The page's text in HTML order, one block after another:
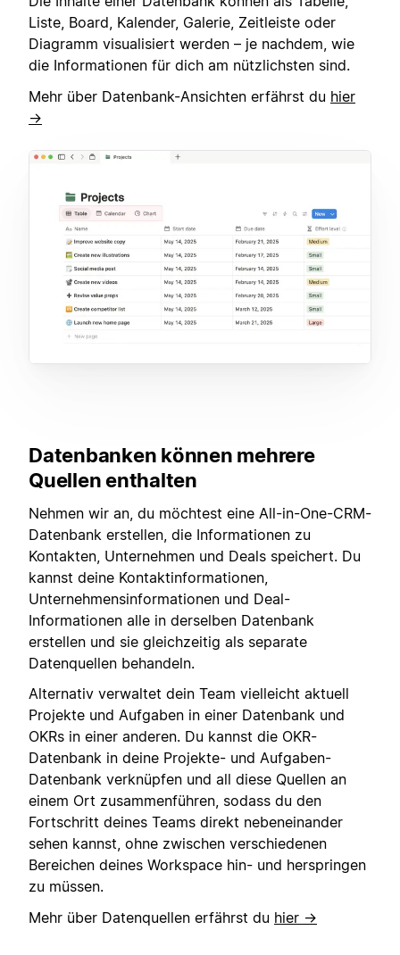
Liste, Board, Kalender, Galerie, Zeitleiste oder
Diagramm visualisiert werden – je nachdem, wie
die Informationen für dich am nützlichsten sind.
Mehr über Datenbank-Ansichten erfährst du hier
→
Datenbanken können mehrere
Quellen enthalten
Nehmen wir an, du möchtest eine All-in-One-CRM-
Datenbank erstellen, die Informationen zu
Kontakten, Unternehmen und Deals speichert. Du
kannst deine Kontaktinformationen,
Unternehmensinformationen und Deal-
Informationen alle in derselben Datenbank
erstellen und sie gleichzeitig als separate
Datenquellen behandeln.
Alternativ verwaltet dein Team vielleicht aktuell
Projekte und Aufgaben in einer Datenbank und
OKRs in einer anderen. Du kannst die OKR-
Datenbank in deine Projekte- und Aufgaben-
Datenbank verknüpfen und all diese Quellen an
einem Ort zusammenführen, sodass du den
Fortschritt deines Teams direkt nebeneinander
sehen kannst, ohne zwischen verschiedenen
Bereichen deines Workspace hin- und herspringen
zu müssen.
Mehr über Datenquellen erfährst du hier →